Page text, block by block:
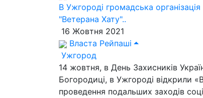
В Ужгороді громадська
"Ветерана Хату"..
16 Жовтня 2021
Власта Рейпаші
Ужгород
14 жовтня, в День Захисників
Богородиці, в Ужгороді відкрили
проведення подальших заходів